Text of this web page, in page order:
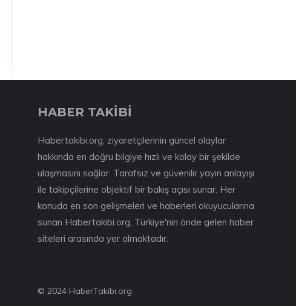
HABER TAKİBİ
Habertakibi.org, ziyaretçilerinin güncel olaylar
hakkında en doğru bilgiye hızlı ve kolay bir şekilde
ulaşmasını sağlar. Tarafsız ve güvenilir yayın anlayışı
ile takipçilerine objektif bir bakış açısı sunar. Her
konuda en son gelişmeleri ve haberleri okuyucularına
sunan Habertakibi.org, Türkiye'nin önde gelen haber
siteleri arasında yer almaktadır.
© 2024 HaberTakibi.org